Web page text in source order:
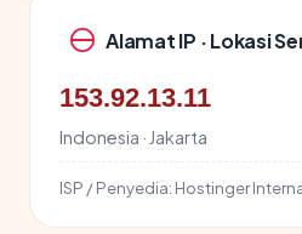
Alamat IP · Lokasi
153.92.13.11
Indonesia · Jakarta
ISP / Penyedia: Hostinger